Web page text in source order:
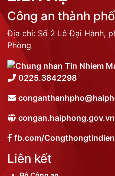
Công an thành
Địa chỉ: Số 2 Lê Đại Hành,
Phòng
0225.3842298
congan.haiphong.gov.vn
fb.com/
Liên kết